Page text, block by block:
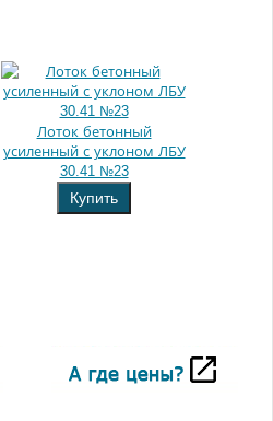
Лоток бетонный
усиленный с уклоном ЛБУ
30.41 №23
Купить